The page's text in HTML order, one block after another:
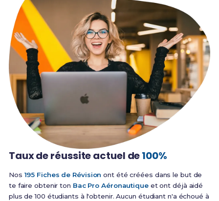
Taux de réussiteactuel de100%
Nos 195 Fiches de Révision ont été créées dans le but de
te faire obtenir ton Bac Pro Aéronautiqueet ont déjà aidé
plus de 100 étudiants à l'obtenir. Aucun étudiant n'a échoué à